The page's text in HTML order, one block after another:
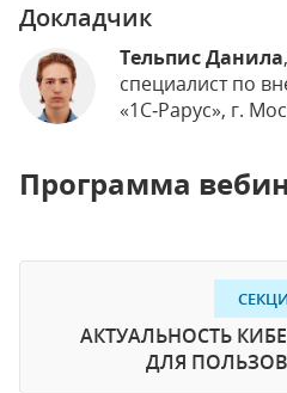
Докладчик
Тельпис Данила,
специалист по
«1С‑Рарус», г.
Программа
АКТУАЛЬНОСТЬ
ДЛЯ